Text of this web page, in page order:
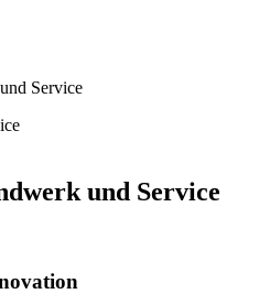
Service
und Service